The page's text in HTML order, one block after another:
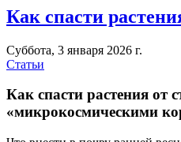
Как спасти
Суббота, 3 января 2026 г.
Статьи
Как спасти растения от
«микрокосмическими